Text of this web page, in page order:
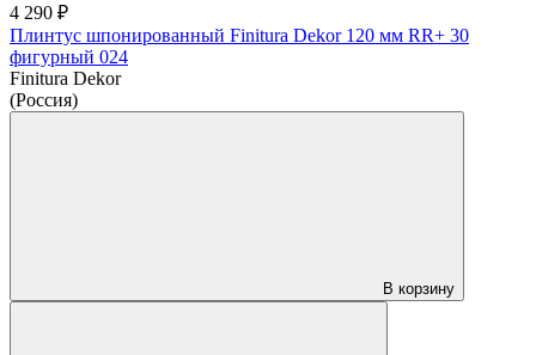
4 290 ₽
Плинтус шпонированный Finitura Dekor 120 мм RR+ 30
фигурный 024
Finitura Dekor
(Россия)
В корзину